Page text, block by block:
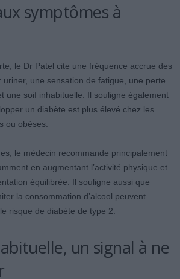
symptômes à
le Dr Patel cite une fréquence accrue des
uriner, une sensation de fatigue, une perte
une soif inhabituelle. Il souligne également
un diabète est plus élevé chez les
ou obèses.
le médecin recommande principalement
en augmentant l’activité physique et
équilibrée. Il souligne aussi que
la consommation d’alcool peuvent
risque de diabète de type 2.
un signal à ne